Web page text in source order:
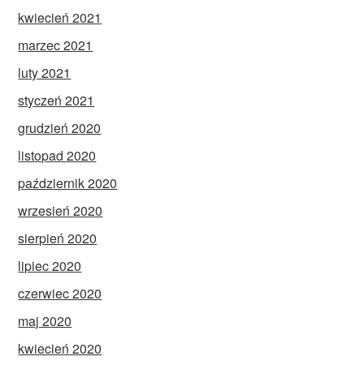
kwiecień 2021
marzec 2021
luty 2021
styczeń 2021
grudzień 2020
listopad 2020
październik 2020
wrzesień 2020
sierpień 2020
lipiec 2020
czerwiec 2020
maj 2020
kwiecień 2020